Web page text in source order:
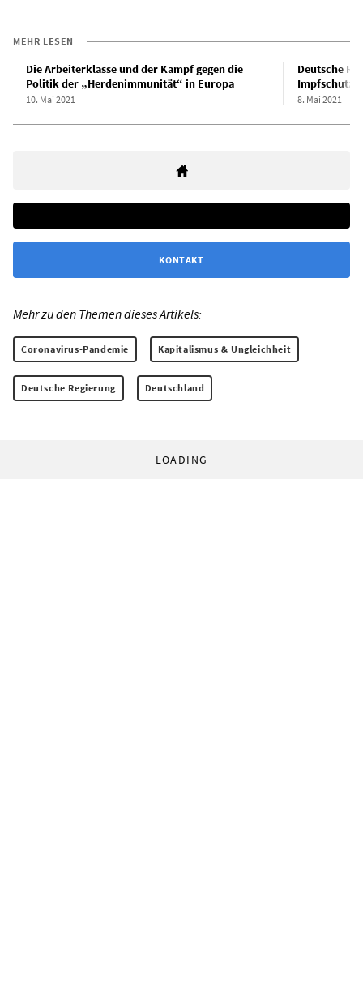
MEHR LESEN
Die Arbeiterklasse und der Kampf gegen die
Politik der „Herdenimmunität“ in Europa
10. Mai 2021
Deutsche
Impfschutz-
8. Mai 2021
KONTAKT
Mehr zu den Themen dieses Artikels:
Coronavirus-Pandemie Kapitalismus & Ungleichheit
Deutsche Regierung Deutschland
LOADING